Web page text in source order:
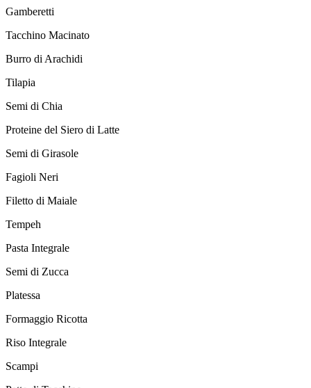
Gamberetti
Tacchino Macinato
Burro di Arachidi
Tilapia
Semi di Chia
Proteine del Siero di Latte
Semi di Girasole
Fagioli Neri
Filetto di Maiale
Tempeh
Pasta Integrale
Semi di Zucca
Platessa
Formaggio Ricotta
Riso Integrale
Scampi